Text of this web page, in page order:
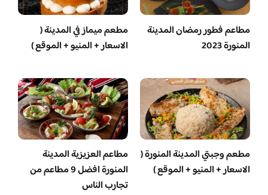
مطاعم فطور رمضان المدينة
المنورة 2023
مطعم ميماز في المدينة (
الاسعار + المنيو + الموقع )
مطعم وجبتي المدينة المنورة (
الاسعار + المنيو + الموقع )
مطاعم العزيزية المدينة
المنورة افضل 9 مطاعم من
تجارب الناس